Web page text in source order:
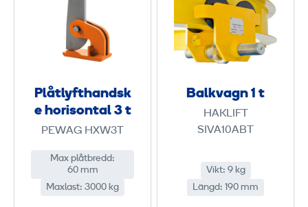
x
.
8
0
k
x
1
0
0
0
k
g
t
l
f
n
Plåtlyfthandsk
e horisontal 3 t
PEWAG HXW3T
Max plåtbredd:
60 mm
Maxlast: 3000 kg
k
a
Balkvagn 1 t
HAKLIFT
SIVA10ABT
Vikt: 9 kg
Längd: 190 mm